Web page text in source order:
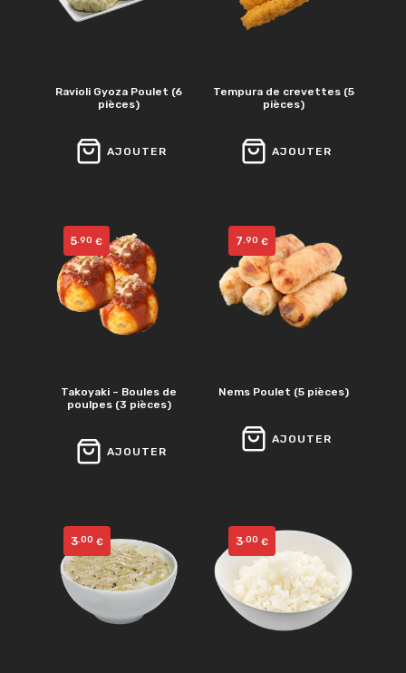
Ravioli Gyoza Poulet (6
pièces)
AJOUTER
Tempura de crevettes (5
pièces)
AJOUTER
Takoyaki – Boules de
poulpes (3 pièces)
5 .90 €
AJOUTER
Nems Poulet (5 pièces)
7 .90 €
AJOUTER
3 .00 € 3 .00 €